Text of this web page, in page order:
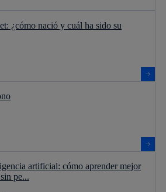
¿cómo nació y cuál ha sido su
artificial: cómo aprender mejor
pe...